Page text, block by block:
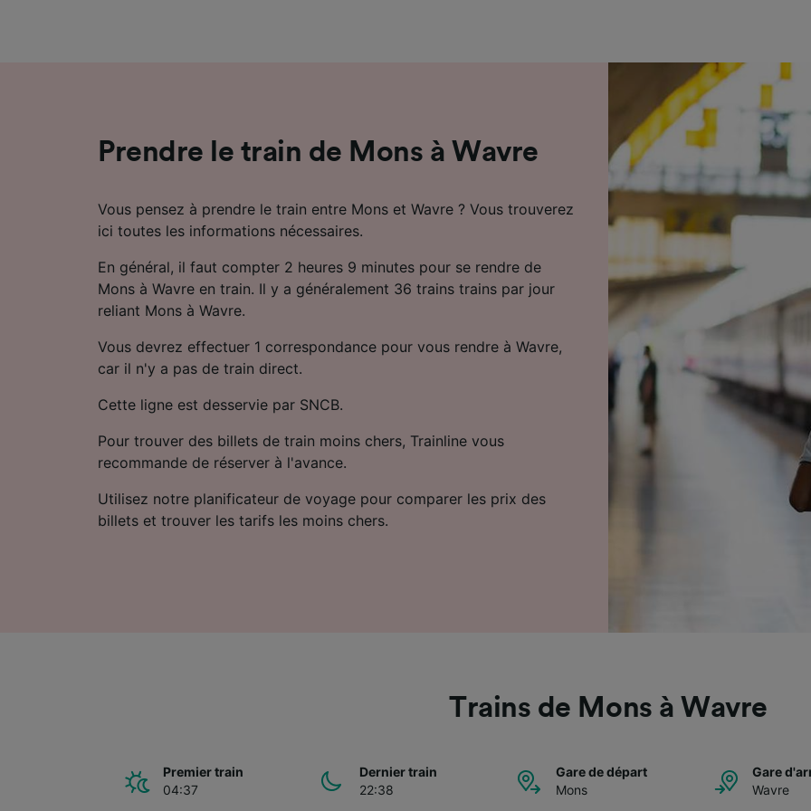
Prendre le train de Mons à Wavre
Vous pensez à prendre le train entre Mons et Wavre ? Vous trouverez
ici toutes les informations nécessaires.
En général, il faut compter 2 heures 9 minutes pour se rendre de
Mons à Wavre en train. Il y a généralement 36 trains trains par jour
reliant Mons à Wavre.
Vous devrez effectuer 1 correspondance pour vous rendre à Wavre,
car il n'y a pas de train direct.
Cette ligne est desservie par SNCB.
Pour trouver des billets de train moins chers, Trainline vous
recommande de réserver à l'avance.
Utilisez notre planificateur de voyage pour comparer les prix des
billets et trouver les tarifs les moins chers.
Trains de Mons à Wavre
Premier train
04:37
Dernier train
22:38
Gare de départ
Mons
Gare
Wavre